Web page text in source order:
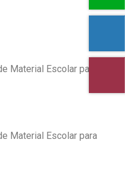
Material Escolar para
Material Escolar para